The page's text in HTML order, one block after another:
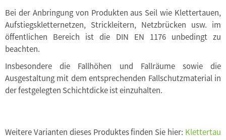
Bei der Anbringung von Produkten aus Seil wie Klettertauen,
Aufstiegskletternetzen, Strickleitern, Netzbrücken usw. im
öffentlichen Bereich ist die DIN EN 1176 unbedingt zu
beachten.
Insbesondere die Fallhöhen und Fallräume sowie die
Ausgestaltung mit dem entsprechenden Fallschutzmaterial in
der festgelegten Schichtdicke ist einzuhalten.
Weitere Varianten dieses Produktes finden Sie hier: Klettertau